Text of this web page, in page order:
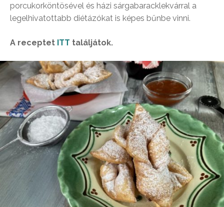
porcukorköntösével és házi sárgabaracklekvárral a
legelhivatottabb diétázókat is képes bűnbe vinni.
A receptet ITT találjátok.